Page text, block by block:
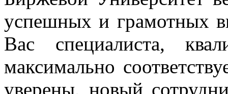
Биржевой Университет
успешных и грамотных
Вас специалиста,
максимально